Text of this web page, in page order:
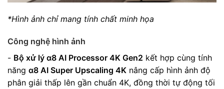
*Hình ảnh chỉ mang tính chất minh họa
Công nghệ hình ảnh
- Bộ xử lý α8 AI Processor 4K Gen2 kết hợp cùng tính
năng α8 AI Super Upscaling 4K nâng cấp hình ảnh độ
phân giải thấp lên gần chuẩn 4K, đồng thời tự động tối